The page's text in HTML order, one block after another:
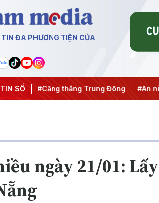
ĐA PHƯƠNG TIỆN CỦA
SỐ
thẳng Trung Đông #An ninh năng lượng
ngày 21/01: